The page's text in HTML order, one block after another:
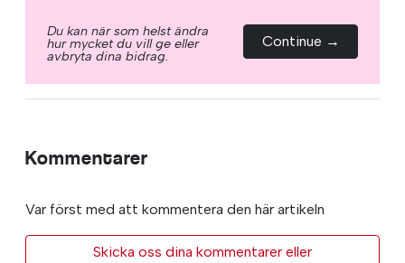
Du kan när som helst ändra
hur mycket du vill ge eller
avbryta dina bidrag.
Continue →
Kommentarer
Var först med att kommentera den här artikeln
Skicka oss dina kommentarer eller